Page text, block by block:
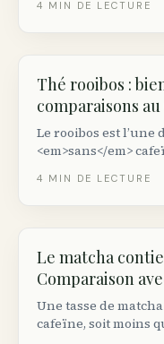
comment ajuster
4 MIN DE LECTURE
Thé rooibos :
comparaisons au
Le rooibos est
<em>sans</em>
café, et les marques
4 MIN DE LECTURE
Le matcha
Comparaison
Une tasse de
cafeïne, soit moins